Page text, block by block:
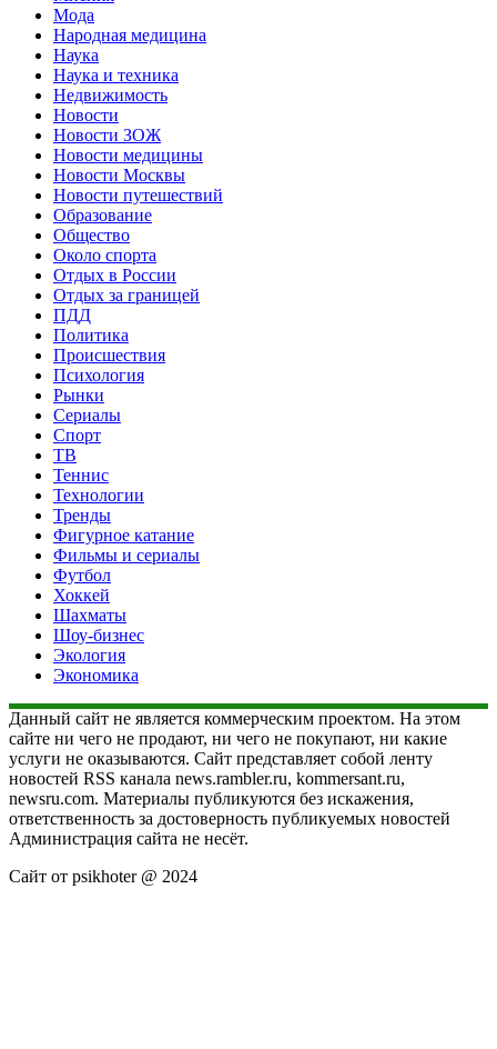
Мода
Народная медицина
Наука
Наука и техника
Недвижимость
Новости
Новости ЗОЖ
Новости медицины
Новости Москвы
Новости путешествий
Образование
Общество
Около спорта
Отдых в России
Отдых за границей
ПДД
Политика
Происшествия
Психология
Рынки
Сериалы
Спорт
ТВ
Теннис
Технологии
Тренды
Фигурное катание
Фильмы и сериалы
Футбол
Хоккей
Шахматы
Шоу-бизнес
Экология
Экономика
Данный сайт не является коммерческим проектом. На этом
сайте ни чего не продают, ни чего не покупают, ни какие
услуги не оказываются. Сайт представляет собой ленту
новостей RSS канала news.rambler.ru, kommersant.ru,
newsru.com. Материалы публикуются без искажения,
ответственность за достоверность публикуемых новостей
Администрация сайта не несёт.
Сайт от psikhoter @ 2024